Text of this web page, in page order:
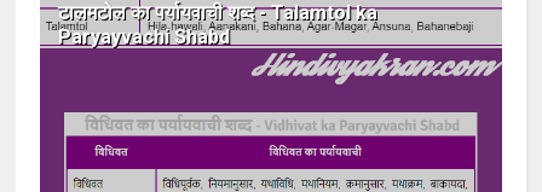
टालमटोल का पर्यायवाची शब्द - Talamtol ka
Paryayvachi Shabd